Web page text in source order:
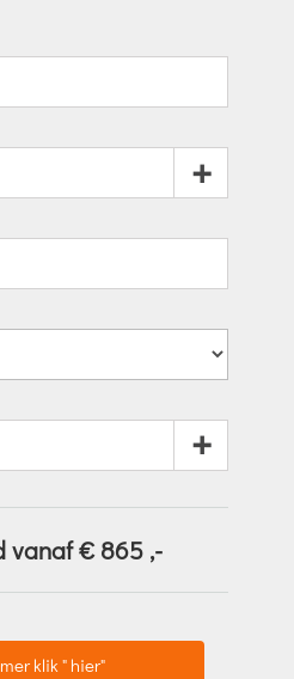
+
+
vanaf € 865 ,-
klik " hier"